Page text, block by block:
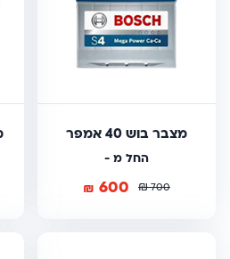
מצבר בוש 40 אמפר
החל מ -
700
₪
600
₪